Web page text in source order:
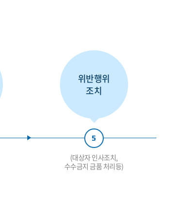
위반행위
조치
5
(대상자 인사조치,
수수금지 금품 처리등)